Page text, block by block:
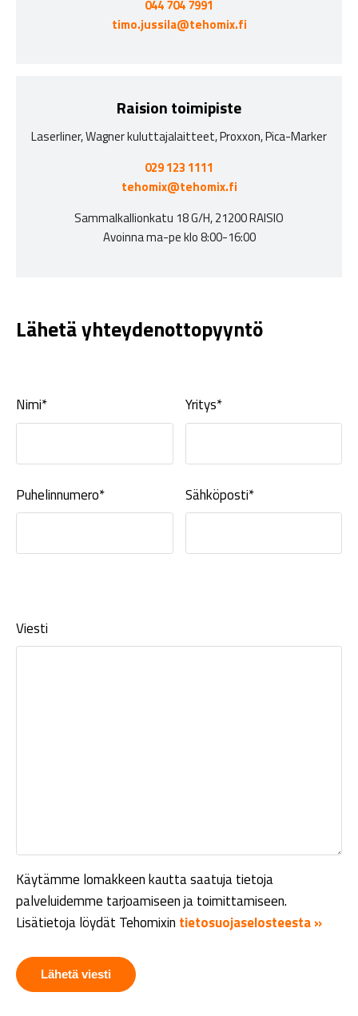
044 704 7991
timo.jussila@tehomix.fi
Raision toimipiste
Laserliner, Wagner kuluttajalaitteet, Proxxon, Pica-Marker
029 123 1111
tehomix@tehomix.fi
Sammalkallionkatu 18 G/H, 21200 RAISIO
Avoinna ma-pe klo 8:00-16:00
Lähetä yhteydenottopyyntö
Nimi* Yritys*
Puhelinnumero* Sähköposti*
Viesti
Käytämme lomakkeen kautta saatuja tietoja
palveluidemme tarjoamiseen ja toimittamiseen.
Lisätietoja löydät Tehomixin tietosuojaselosteesta »